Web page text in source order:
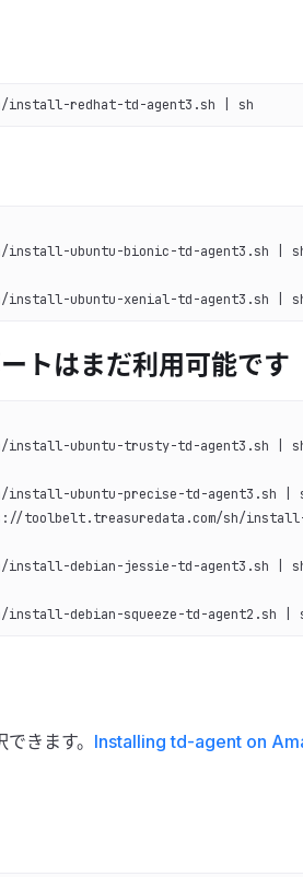
redhat-td-agent3.sh | sh
ubuntu-bionic-td-agent3.sh |
ubuntu-xenial-td-agent3.sh |
トはまだ利用可能です
ubuntu-trusty-td-agent3.sh |
ubuntu-precise-td-agent3.sh |
sh/install-
debian-jessie-td-agent3.sh |
debian-squeeze-td-agent2.sh |
きます。 Installing td-agent on